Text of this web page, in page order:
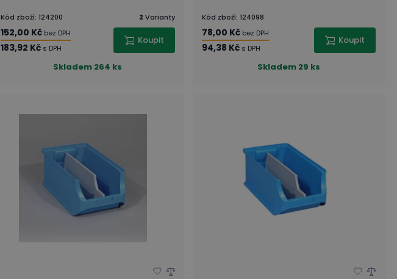
Kód zboží: 124200 2 Varianty
152,00 Kč bez DPH
183,92 Kč s DPH
Koupit
Skladem 264 ks
Kód zboží: 124098
78,00 Kč bez DPH
94,38 Kč s DPH
Koupit
Skladem 29 ks